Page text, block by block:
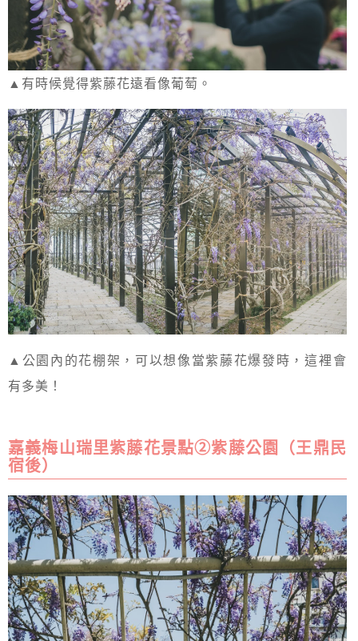
▲有時候覺得紫藤花遠看像葡萄。
▲公園內的花棚架，可以想像當紫藤花爆發時，這裡會
有多美！
嘉義梅山瑞里紫藤花景點②紫藤公園（王鼎民
宿後）